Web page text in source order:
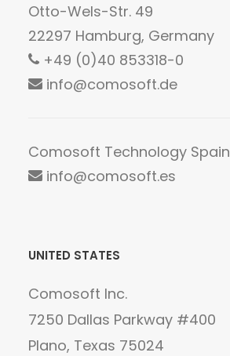
Otto-Wels-Str. 49
22297 Hamburg, Germany
+49 (0)40 853318-0
info@comosoft.de
Comosoft Technology Spain
info@comosoft.es
UNITED STATES
Comosoft Inc.
7250 Dallas Parkway #400
Plano, Texas 75024